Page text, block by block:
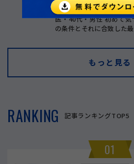
【医師転職インタビュー
医・40代・男性 初めて気
の条件とそれに合致した
もっと見る
RANKING 記事ランキングTOP5
01